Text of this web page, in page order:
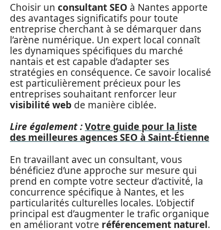
Choisir un consultant SEO à Nantes apporte
des avantages significatifs pour toute
entreprise cherchant à se démarquer dans
l’arène numérique. Un expert local connaît
les dynamiques spécifiques du marché
nantais et est capable d’adapter ses
stratégies en conséquence. Ce savoir localisé
est particulièrement précieux pour les
entreprises souhaitant renforcer leur
visibilité web de manière ciblée.
Lire également :Votre guide pour la liste
des meilleures agences SEO à Saint-Étienne
En travaillant avec un consultant, vous
bénéficiez d’une approche sur mesure qui
prend en compte votre secteur d’activité, la
concurrence spécifique à Nantes, et les
particularités culturelles locales. L’objectif
principal est d’augmenter le trafic organique
en améliorant votre référencement naturel.